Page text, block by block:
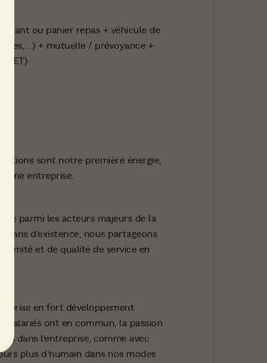
ou panier repas + véhicule de
+ mutuelle / prévoyance +
sont notre première énergie,
entreprise.
parmi les acteurs majeurs de la
ans d’existence, nous partageons
et de qualité de service en
en fort développement
salariés ont en commun, la passion
dans l’entreprise, comme avec
plus d’humain dans nos modes